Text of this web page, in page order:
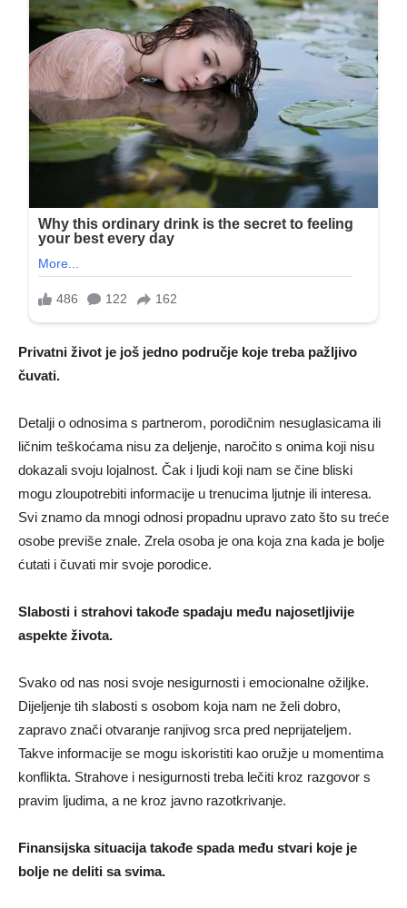
Privatni život je još jedno područje koje treba pažljivo
čuvati.
Detalji o odnosima s partnerom, porodičnim nesuglasicama ili
ličnim teškoćama nisu za deljenje, naročito s onima koji nisu
dokazali svoju lojalnost. Čak i ljudi koji nam se čine bliski
mogu zloupotrebiti informacije u trenucima ljutnje ili interesa.
Svi znamo da mnogi odnosi propadnu upravo zato što su treće
osobe previše znale. Zrela osoba je ona koja zna kada je bolje
ćutati i čuvati mir svoje porodice.
Slabosti i strahovi takođe spadaju među najosetljivije
aspekte života.
Svako od nas nosi svoje nesigurnosti i emocionalne ožiljke.
Dijeljenje tih slabosti s osobom koja nam ne želi dobro,
zapravo znači otvaranje ranjivog srca pred neprijateljem.
Takve informacije se mogu iskoristiti kao oružje u momentima
konflikta. Strahove i nesigurnosti treba lečiti kroz razgovor s
pravim ljudima, a ne kroz javno razotkrivanje.
Finansijska situacija takođe spada među stvari koje je
bolje ne deliti sa svima.